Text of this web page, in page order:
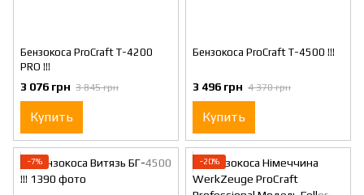
Бензокоса ProCraft Т-4200
PRO !!!
3 076 грн 3 845 грн
Купить
Бензокоса ProCraft Т-4500 !!!
3 496 грн 4 370 грн
Купить
−7% −20%